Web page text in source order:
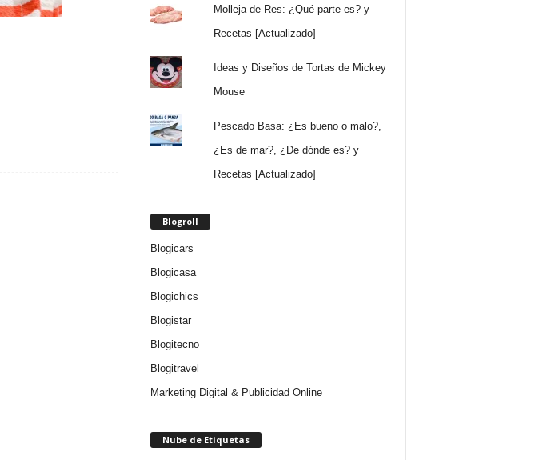
Molleja de Res: ¿Qué parte es? y
Recetas [Actualizado]
Ideas y Diseños de Tortas de Mickey
Mouse
Pescado Basa: ¿Es bueno o malo?,
¿Es de mar?, ¿De dónde es? y
Recetas [Actualizado]
Blogroll
Blogicars
Blogicasa
Blogichics
Blogistar
Blogitecno
Blogitravel
Marketing Digital & Publicidad Online
Nube de Etiquetas